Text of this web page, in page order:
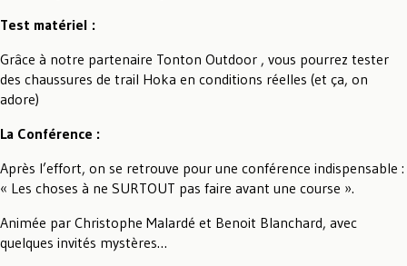
Test matériel :
Grâce à notre partenaire Tonton Outdoor , vous pourrez tester
des chaussures de trail Hoka en conditions réelles (et ça, on
adore)
La Conférence :
Après l’effort, on se retrouve pour une conférence indispensable :
« Les choses à ne SURTOUT pas faire avant une course ».
Animée par Christophe Malardé et Benoit Blanchard, avec
quelques invités mystères…